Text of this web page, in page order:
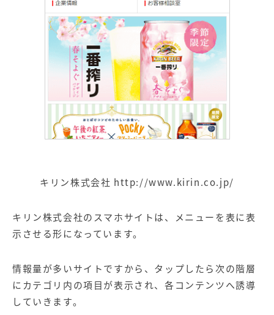
キリン株式会社 http://www.kirin.co.jp/
キリン株式会社のスマホサイトは、メニューを表に表
示させる形になっています。
情報量が多いサイトですから、タップしたら次の階層
にカテゴリ内の項目が表示され、各コンテンツへ誘導
していきます。